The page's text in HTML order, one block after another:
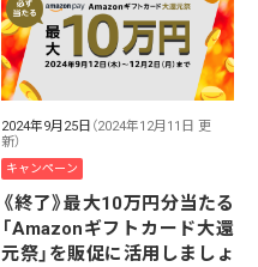
2024年9月25日 （2024年12月11日 更
新）
キャンペーン
《終了》最大10万円分当たる
「Amazonギフトカード大還
元祭」を販促に活用しましょ